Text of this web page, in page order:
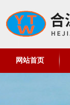
网站首页